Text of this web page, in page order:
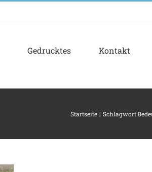
Gedrucktes Kontakt
Startseite Schlagwort: